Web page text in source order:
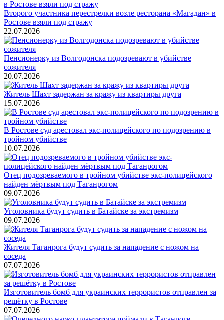
Второго участника перестрелки возле ресторана «Магадан» в
Ростове взяли под стражу
22.07.2026
Пенсионерку из Волгодонска подозревают в убийстве
сожителя
20.07.2026
Житель Шахт задержан за кражу из квартиры друга
15.07.2026
В Ростове суд арестовал экс-полицейского по подозрению в
тройном убийстве
10.07.2026
Отец подозреваемого в тройном убийстве экс-полицейского
найден мёртвым под Таганрогом
09.07.2026
Уголовника будут судить в Батайске за экстремизм
09.07.2026
Жителя Таганрога будут судить за нападение с ножом на
соседа
07.07.2026
Изготовитель бомб для украинских террористов отправлен за
решётку в Ростове
07.07.2026